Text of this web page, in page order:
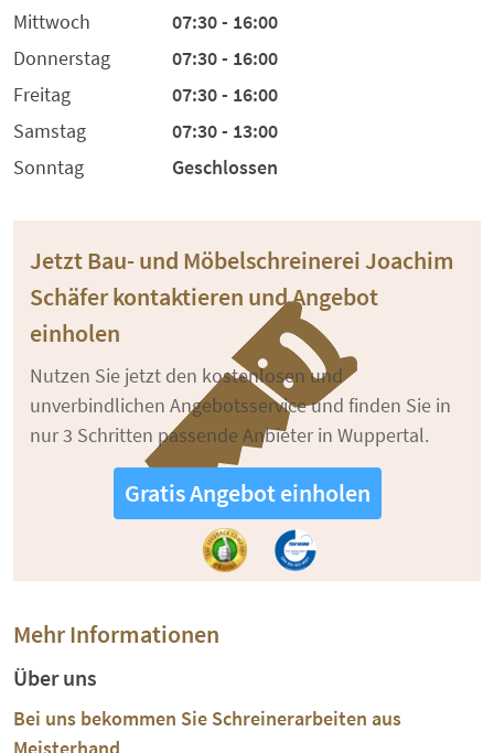
Mittwoch
07:30 - 16:00
Donnerstag
07:30 - 16:00
Freitag
07:30 - 16:00
Samstag
07:30 - 13:00
Sonntag
Geschlossen
Jetzt Bau- und Möbelschreinerei Joachim
Schäfer kontaktieren und Angebot
einholen
Nutzen Sie jetzt den kostenlosen und
unverbindlichen Angebotsservice und finden Sie in
nur 3 Schritten passende Anbieter in Wuppertal.
Gratis Angebot einholen
Mehr Informationen
Über uns
Bei uns bekommen Sie Schreinerarbeiten aus